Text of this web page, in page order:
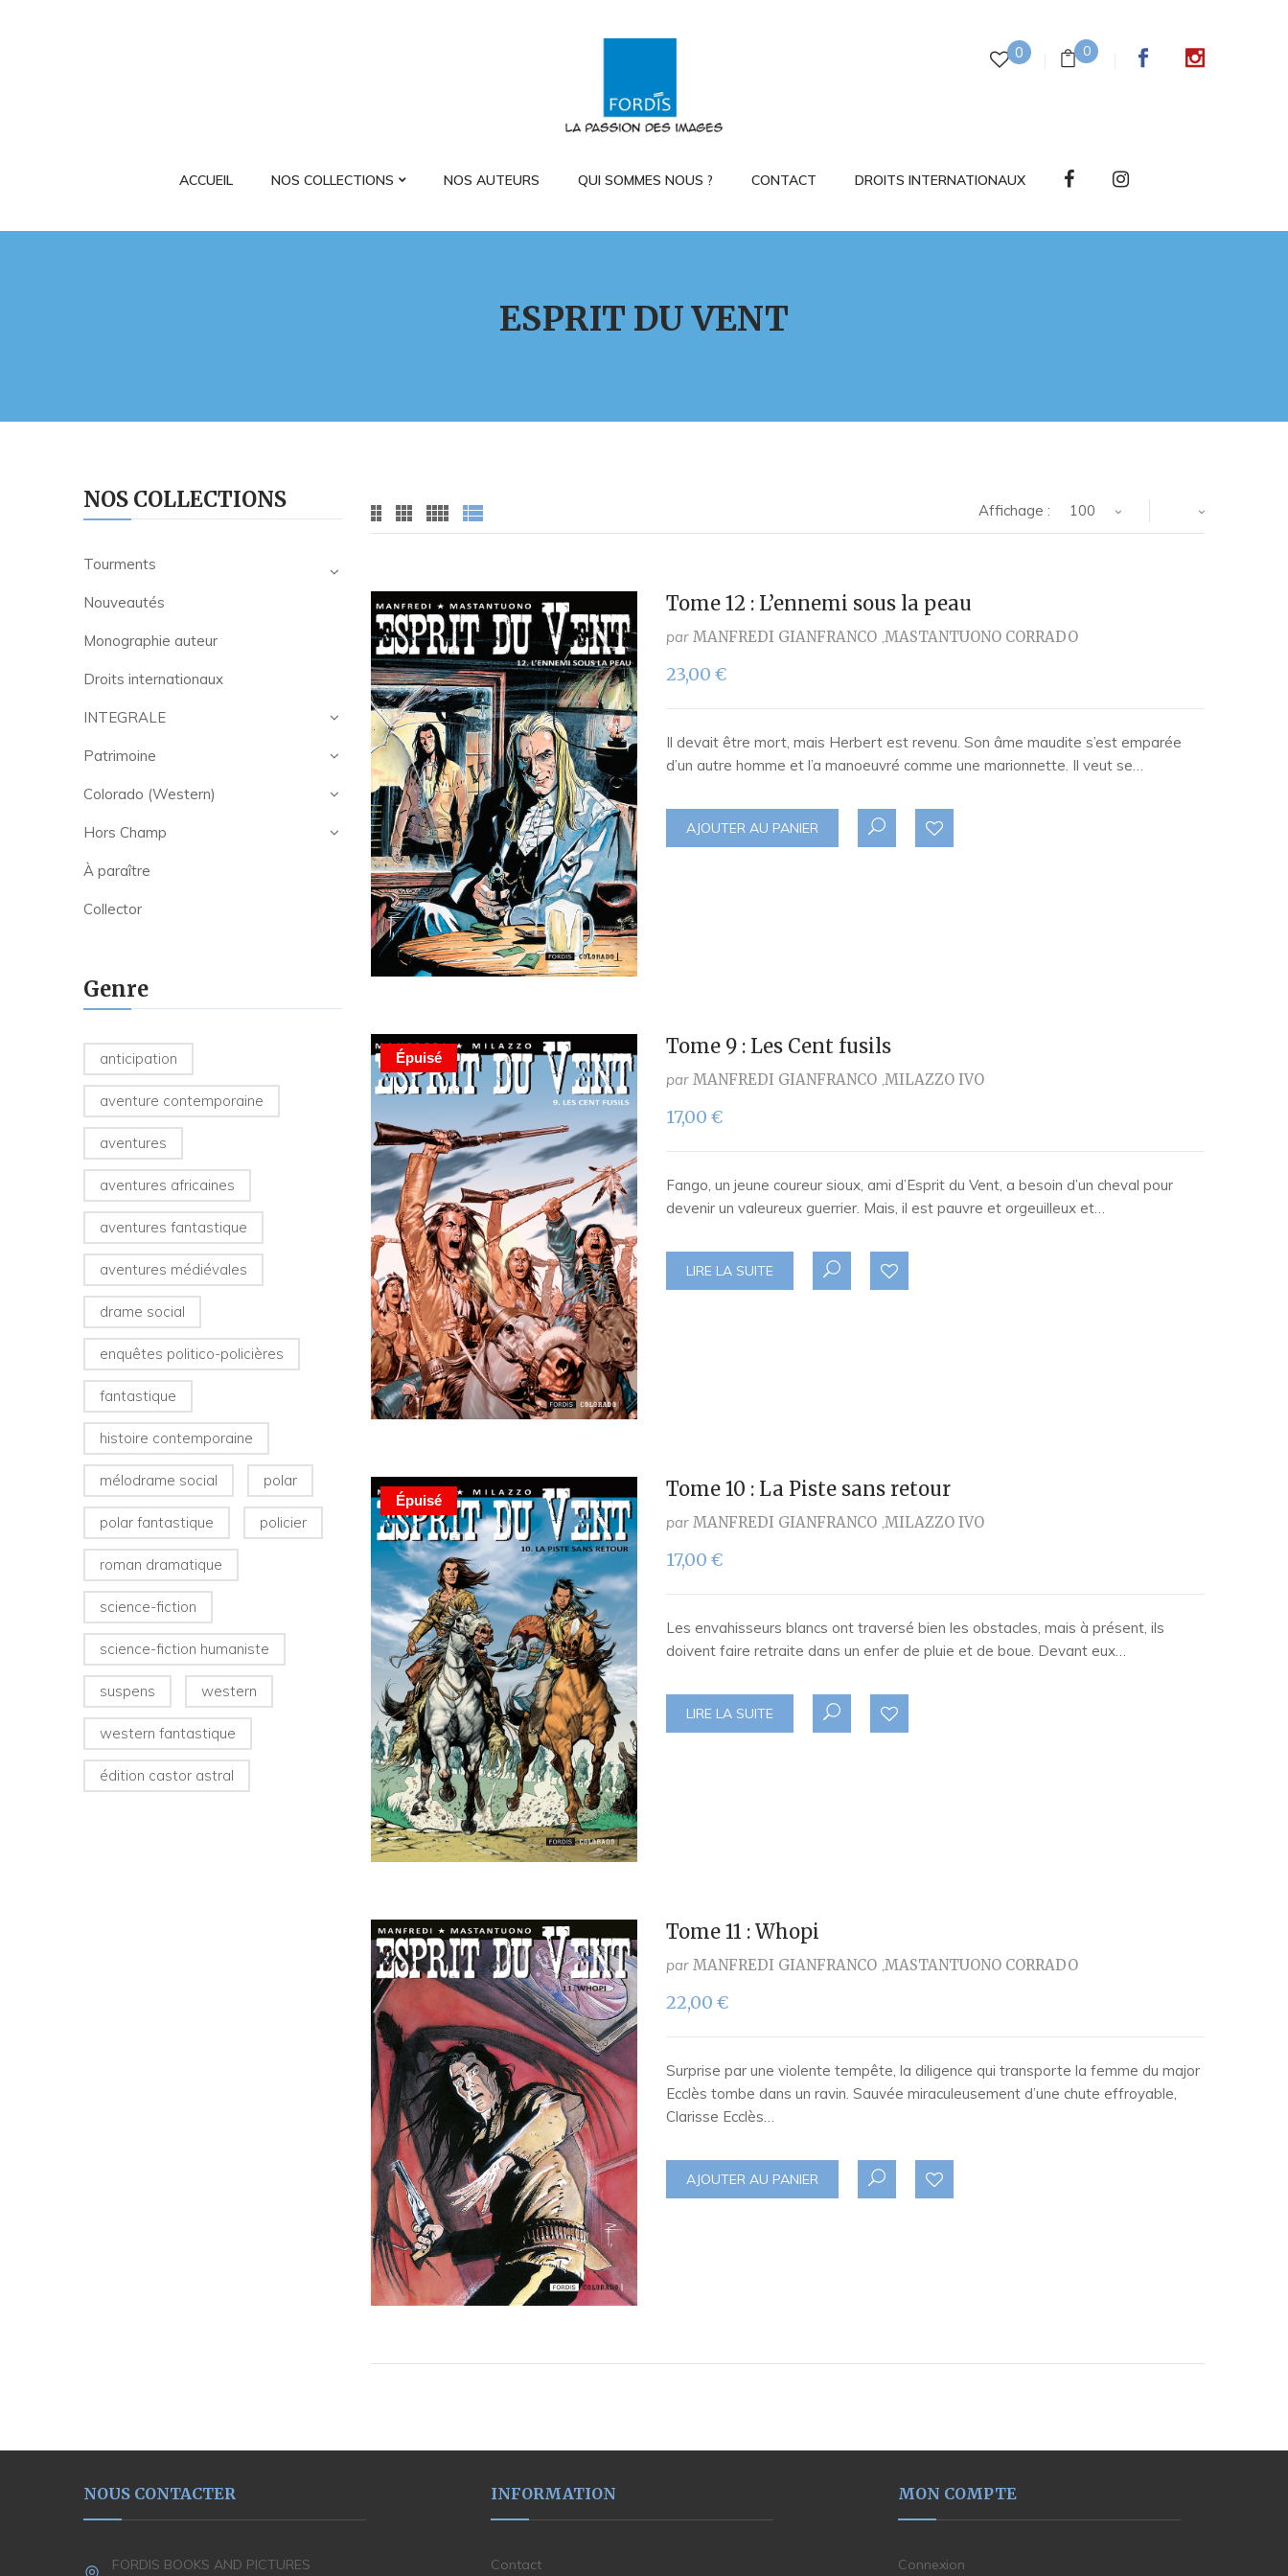
0 0
ACCUEIL NOS COLLECTIONS NOS AUTEURS QUI SOMMES NOUS ? CONTACT DROITS INTERNATIONAUX
ESPRIT DU VENT
NOS COLLECTIONS
Tourments
Nouveautés
Monographie auteur
Droits internationaux
INTEGRALE
Patrimoine
Colorado (Western)
Hors Champ
À paraître
Collector
Genre
anticipation
aventure contemporaine
aventures
aventures africaines
aventures fantastique
aventures médiévales
drame social
enquêtes politico-policières
fantastique
histoire contemporaine
mélodrame social polar
polar fantastique policier
roman dramatique
science-fiction
science-fiction humaniste
suspens western
western fantastique
édition castor astral
Affichage : 100
Tome 12 : L’ennemi sous la peau
par MANFREDI GIANFRANCO MASTANTUONO CORRADO
23,00€
Il devait être mort, mais Herbert est revenu. Son âme maudite s’est emparée
d’un autre homme et l’a manoeuvré comme une marionnette. Il veut se…
AJOUTER AU PANIER
Épuisé Tome 9 : Les Cent fusils
par MANFREDI GIANFRANCO MILAZZO IVO
17,00€
Fango, un jeune coureur sioux, ami d’Esprit du Vent, a besoin d’un cheval pour
devenir un valeureux guerrier. Mais, il est pauvre et orgeuilleux et…
LIRE LA SUITE
Épuisé Tome 10 : La Piste sans retour
par MANFREDI GIANFRANCO MILAZZO IVO
17,00€
Les envahisseurs blancs ont traversé bien les obstacles, mais à présent, ils
doivent faire retraite dans un enfer de pluie et de boue. Devant eux…
LIRE LA SUITE
Tome 11 : Whopi
par MANFREDI GIANFRANCO MASTANTUONO CORRADO
22,00€
Surprise par une violente tempête, la diligence qui transporte la femme du major
Ecclès tombe dans un ravin. Sauvée miraculeusement d’une chute effroyable,
Clarisse Ecclès…
AJOUTER AU PANIER
NOUS CONTACTER
FORDIS BOOKS AND PICTURES
INFORMATION
Contact
MON COMPTE
Connexion